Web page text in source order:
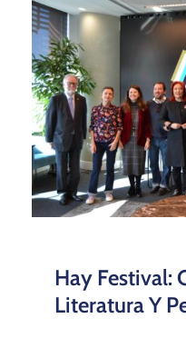
Hay Festival:
Literatura Y